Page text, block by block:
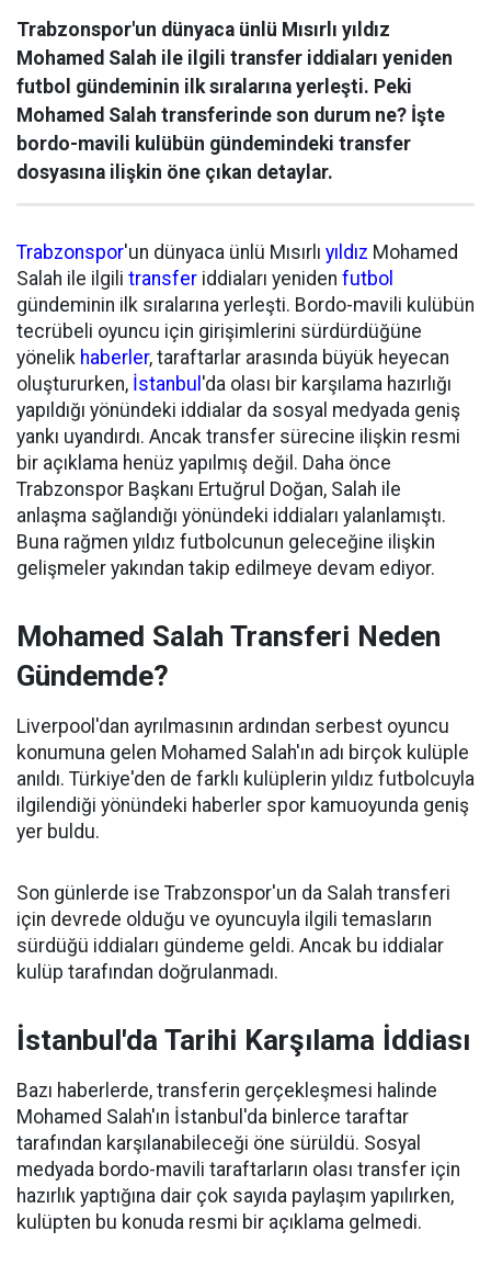
Trabzonspor'un dünyaca ünlü Mısırlı yıldız
Mohamed Salah ile ilgili transfer iddiaları yeniden
futbol gündeminin ilk sıralarına yerleşti. Peki
Mohamed Salah transferinde son durum ne? İşte
bordo-mavili kulübün gündemindeki transfer
dosyasına ilişkin öne çıkan detaylar.
Trabzonspor'un dünyaca ünlü Mısırlı yıldız Mohamed
Salah ile ilgili transfer iddiaları yeniden futbol
gündeminin ilk sıralarına yerleşti. Bordo-mavili kulübün
tecrübeli oyuncu için girişimlerini sürdürdüğüne
yönelik haberler, taraftarlar arasında büyük heyecan
oluştururken, İstanbul 'da olası bir karşılama hazırlığı
yapıldığı yönündeki iddialar da sosyal medyada geniş
yankı uyandırdı. Ancak transfer sürecine ilişkin resmi
bir açıklama henüz yapılmış değil. Daha önce
Trabzonspor Başkanı Ertuğrul Doğan, Salah ile
anlaşma sağlandığı yönündeki iddiaları yalanlamıştı.
Buna rağmen yıldız futbolcunun geleceğine ilişkin
gelişmeler yakından takip edilmeye devam ediyor.
Mohamed Salah Transferi Neden
Gündemde?
Liverpool'dan ayrılmasının ardından serbest oyuncu
konumuna gelen Mohamed Salah'ın adı birçok kulüple
anıldı. Türkiye'den de farklı kulüplerin yıldız futbolcuyla
ilgilendiği yönündeki haberler spor kamuoyunda geniş
yer buldu.
Son günlerde ise Trabzonspor'un da Salah transferi
için devrede olduğu ve oyuncuyla ilgili temasların
sürdüğü iddiaları gündeme geldi. Ancak bu iddialar
kulüp tarafından doğrulanmadı.
İstanbul'da Tarihi Karşılama İddiası
Bazı haberlerde, transferin gerçekleşmesi halinde
Mohamed Salah'ın İstanbul'da binlerce taraftar
tarafından karşılanabileceği öne sürüldü. Sosyal
medyada bordo-mavili taraftarların olası transfer için
hazırlık yaptığına dair çok sayıda paylaşım yapılırken,
kulüpten bu konuda resmi bir açıklama gelmedi.